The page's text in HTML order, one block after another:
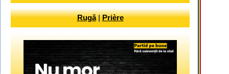
Rugă|Prière